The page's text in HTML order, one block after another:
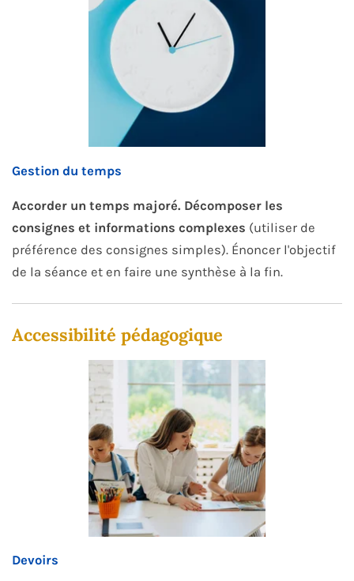
Gestion du temps
Accorder un temps majoré. Décomposer les
consignes et informations complexes (utiliser de
préférence des consignes simples). Énoncer l'objectif
de la séance et en faire une synthèse à la fin.
Accessibilité pédagogique
Devoirs